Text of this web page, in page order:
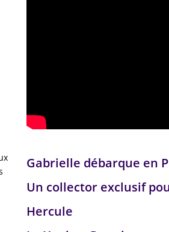
Gabrielle débarque en
Un collector exclusif
Hercule